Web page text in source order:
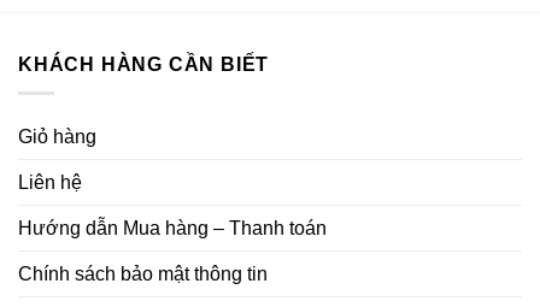
KHÁCH HÀNG CẦN BIẾT
Giỏ hàng
Liên hệ
Hướng dẫn Mua hàng – Thanh toán
Chính sách bảo mật thông tin